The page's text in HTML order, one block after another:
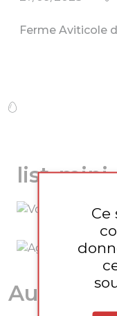
Ferme Aviticole
list-mini
Autres
Ce